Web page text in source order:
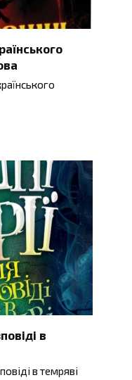
в
в темряві